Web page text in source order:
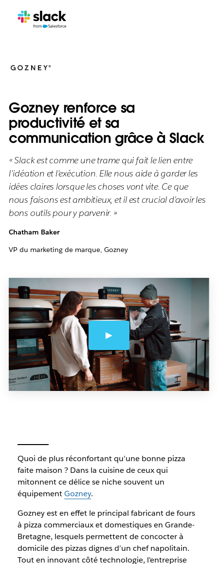
Gozney renforce sa
productivité et sa
communication grâce à Slack
« Slack est comme une trame qui fait le lien entre
l'idéation et l'exécution. Elle nous aide à garder les
idées claires lorsque les choses vont vite. Ce que
nous faisons est ambitieux, et il est crucial d’avoir les
bons outils pour y parvenir. »
Chatham Baker
VP du marketing de marque, Gozney
Quoi de plus réconfortant qu’une bonne pizza
faite maison ? Dans la cuisine de ceux qui
mitonnent ce délice se niche souvent un
équipementGozney.
Gozney est en effet le principal fabricant de fours
à pizza commerciaux et domestiques en Grande-
Bretagne, lesquels permettent de concocter à
domicile des pizzas dignes d’un chef napolitain.
Tout en innovant côté technologie, l'entreprise